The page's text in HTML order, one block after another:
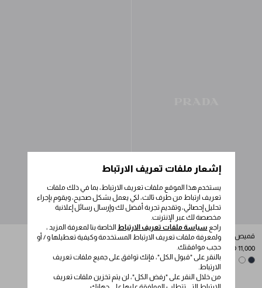
إشعار ملفات تعريف الارتباط
يستخدم هذا الموقع ملفات تعريف الارتباط، بما في ذلك ملفات
تعريف ارتباط من طرف ثالث، لكي يعمل بشكل صحيح، ويقوم بإجراء
تحليل إحصائي، وتقديم تجربة أفضل لك وإرسال رسائل إعلانية
مخصصة لك عبر الإنترنت.
راجع سياسة ملفات تعريف الارتباط الخاصة بنا لمعرفة المزيد ،
ولمعرفة ملفات تعريف الارتباط المستخدمة وكيفية تعطيلها و / أو
حجب موافقتك.
بالنقر على "قبول الكل"، فإنك توافق على جميع ملفات تعريف
الارتباط.
من خلال النقر على "رفض الكل"، لن يتم تخزين ملفات تعريف
قميص بولو من الكشمير والحرير
AED 11,000
NAVY
WHITE
قميص بولو قطن مخطط بأكمام
AED 6,600